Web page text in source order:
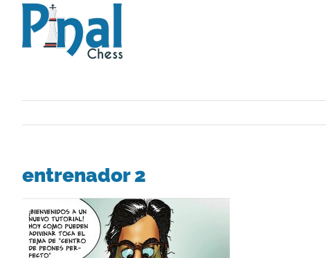
Saltar
contenido
entrenador 2